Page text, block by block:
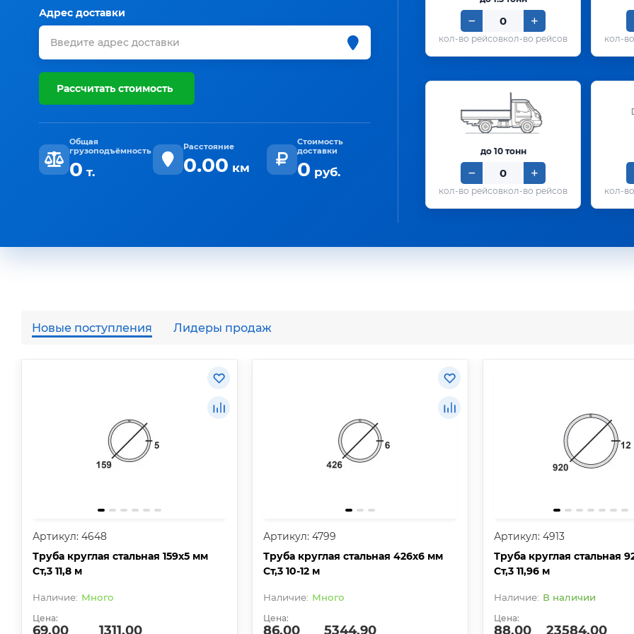
Адрес доставки
Рассчитать стоимость
Общая
грузоподъёмность
0 т.
Расстояние
0.00 км
Стоимость
доставки
0 руб.
кол-во рейсов
до 10 тонн
кол-во рейсов
Новые поступления Лидеры продаж
Артикул: 4648
Труба круглая стальная 159х5 мм
Ст,3 11,8 м
Много
Цена:
69.00 1311.00
Артикул: 4799
Труба круглая стальная 426х6 мм
Ст,3 10-12 м
Много
Цена:
86.00 5344.90
Артикул: 4913
Труба круглая стальная
Ст,3 11,96 м
В наличии
Цена:
88.00 23584.00